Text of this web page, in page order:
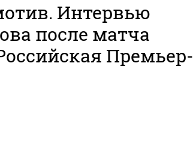
Интервью
после матча
Премьер-